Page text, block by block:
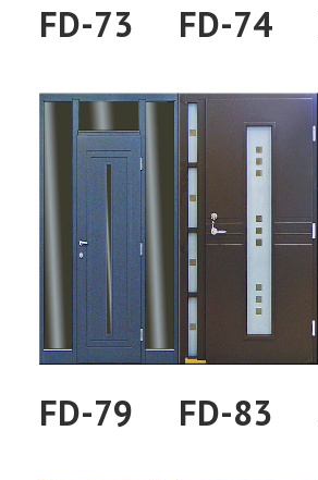
FD-73 FD-74
FD-79 FD-83